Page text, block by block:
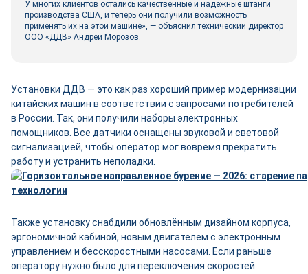
У многих клиентов остались качественные и надёжные штанги
производства США, и теперь они получили возможность
применять их на этой машине», — объяснил технический директор
ООО «ДДВ» Андрей Морозов.
Установки ДДВ — это как раз хороший пример модернизации
китайских машин в соответствии с запросами потребителей
в России. Так, они получили наборы электронных
помощников. Все датчики оснащены звуковой и световой
сигнализацией, чтобы оператор мог вовремя прекратить
работу и устранить неполадки.
Также установку снабдили обновлённым дизайном корпуса,
эргономичной кабиной, новым двигателем с электронным
управлением и бесскоростными насосами. Если раньше
оператору нужно было для переключения скоростей